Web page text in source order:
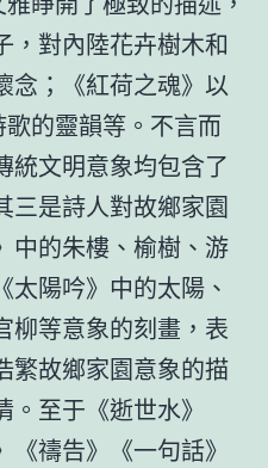
，對內陸花卉樹木和
念；《紅荷之魂》以
歌的靈韻等。不言而
統文明意象均包含了
三是詩人對故鄉家園
中的朱樓、榆樹、游
陽吟》中的太陽、
柳等意象的刻畫，表
繁故鄉家園意象的描
至于《逝世水》
《禱告》《一句話》